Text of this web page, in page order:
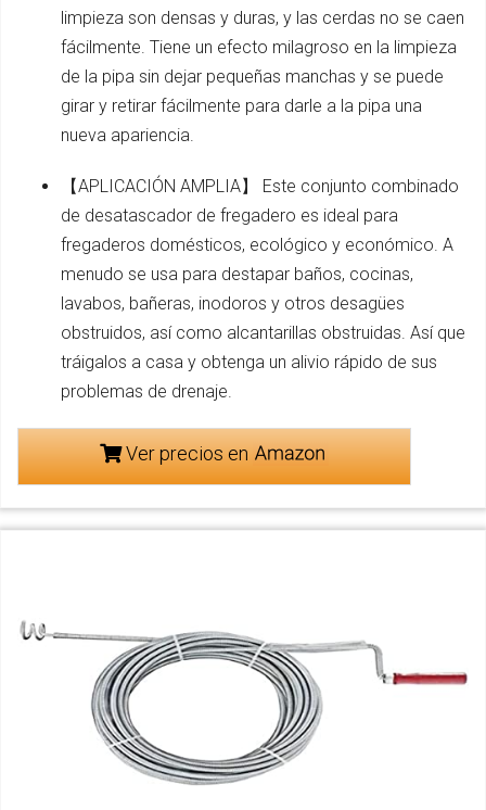
limpieza son densas y duras, y las cerdas no se caen
fácilmente. Tiene un efecto milagroso en la limpieza
de la pipa sin dejar pequeñas manchas y se puede
girar y retirar fácilmente para darle a la pipa una
nueva apariencia.
【APLICACIÓN AMPLIA】 Este conjunto combinado
de desatascador de fregadero es ideal para
fregaderos domésticos, ecológico y económico. A
menudo se usa para destapar baños, cocinas,
lavabos, bañeras, inodoros y otros desagües
obstruidos, así como alcantarillas obstruidas. Así que
tráigalos a casa y obtenga un alivio rápido de sus
problemas de drenaje.
Ver precios en